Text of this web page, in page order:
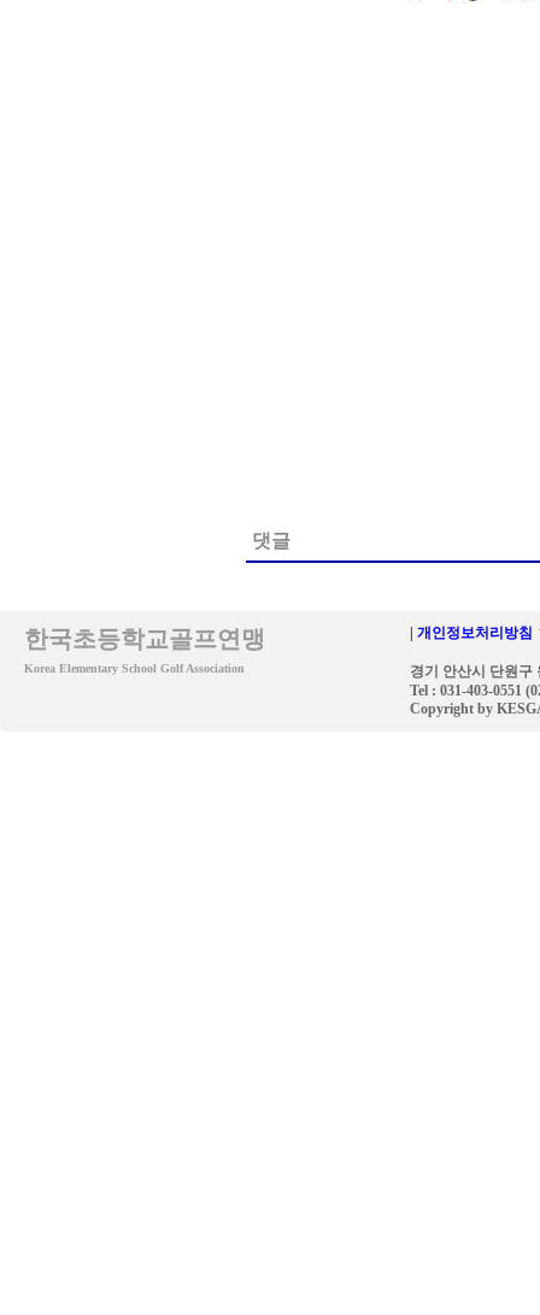
댓글
한국초등학교골프연맹
Korea Elementary School Golf Association
| 개인정보처리방
경기 안산시 단원구
Tel : 031-403-0551
Copyright by